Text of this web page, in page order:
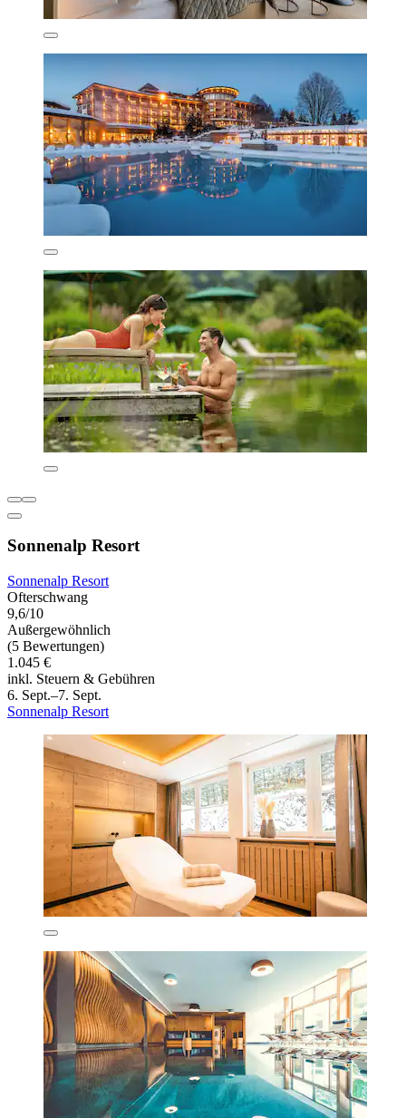
Sonnenalp Resort
Sonnenalp Resort
Ofterschwang
9,6/10
Außergewöhnlich
(5 Bewertungen)
1.045 €
inkl. Steuern & Gebühren
6. Sept.–7. Sept.
Sonnenalp Resort